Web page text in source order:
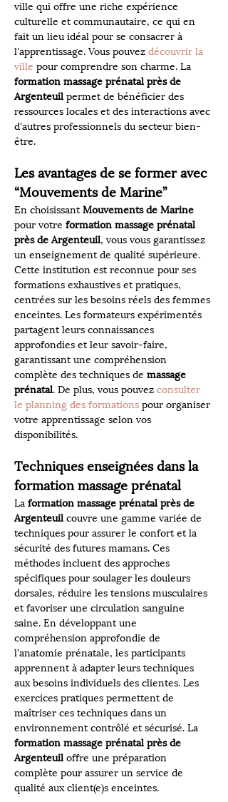
ville qui offre une riche expérience
culturelle et communautaire, ce qui en
fait un lieu idéal pour se consacrer à
l'apprentissage. Vous pouvez découvrir la
ville pour comprendre son charme. La
formation massage prénatal près de
Argenteuil permet de bénéficier des
ressources locales et des interactions avec
d'autres professionnels du secteur bien-
être.
Les avantages de se former avec
“Mouvements de Marine”
En choisissant Mouvements de Marine
pour votre formation massage prénatal
près de Argenteuil, vous vous garantissez
un enseignement de qualité supérieure.
Cette institution est reconnue pour ses
formations exhaustives et pratiques,
centrées sur les besoins réels des femmes
enceintes. Les formateurs expérimentés
partagent leurs connaissances
approfondies et leur savoir-faire,
garantissant une compréhension
complète des techniques de massage
prénatal. De plus, vous pouvez consulter
le planning des formations pour organiser
votre apprentissage selon vos
disponibilités.
Techniques enseignées dans la
formation massage prénatal
La formation massage prénatal près de
Argenteuil couvre une gamme variée de
techniques pour assurer le confort et la
sécurité des futures mamans. Ces
méthodes incluent des approches
spécifiques pour soulager les douleurs
dorsales, réduire les tensions musculaires
et favoriser une circulation sanguine
saine. En développant une
compréhension approfondie de
l'anatomie prénatale, les participants
apprennent à adapter leurs techniques
aux besoins individuels des clientes. Les
exercices pratiques permettent de
maîtriser ces techniques dans un
environnement contrôlé et sécurisé. La
formation massage prénatal près de
Argenteuil offre une préparation
complète pour assurer un service de
qualité aux client(e)s enceintes.